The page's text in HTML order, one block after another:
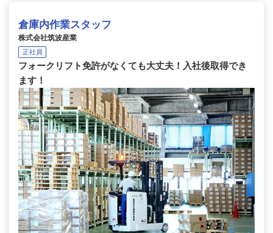
倉庫内作業スタッフ
株式会社筑波産業
正社員
フォークリフト免許がなくても大丈夫！入社後取得でき
ます！